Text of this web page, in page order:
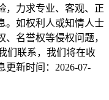
，力求专业、客观、正
。如权利人或知情人士
名誉权等侵权问题，
们联系，我们将在收
更新时间：2026-07-